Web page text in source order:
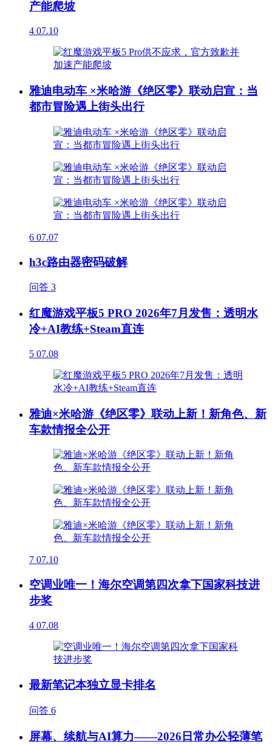
产能爬坡
4 07.10
雅迪电动车 ×米哈游《绝区零》联动启宣：当
都市冒险遇上街头出行
6 07.07
h3c路由器密码破解
问答 3
红魔游戏平板5 PRO 2026年7月发售：透明水
冷+AI教练+Steam直连
5 07.08
雅迪×米哈游《绝区零》联动上新！新角色、新
车款情报全公开
7 07.10
空调业唯一！海尔空调第四次拿下国家科技进
步奖
4 07.08
最新笔记本独立显卡排名
问答 6
屏幕、续航与AI算力——2026日常办公轻薄笔